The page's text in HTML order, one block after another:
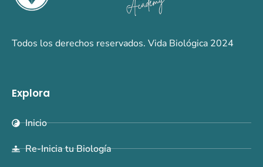
Todos los derechos reservados. Vida Biológica 2024
Explora
Inicio
Re-Inicia tu Biología